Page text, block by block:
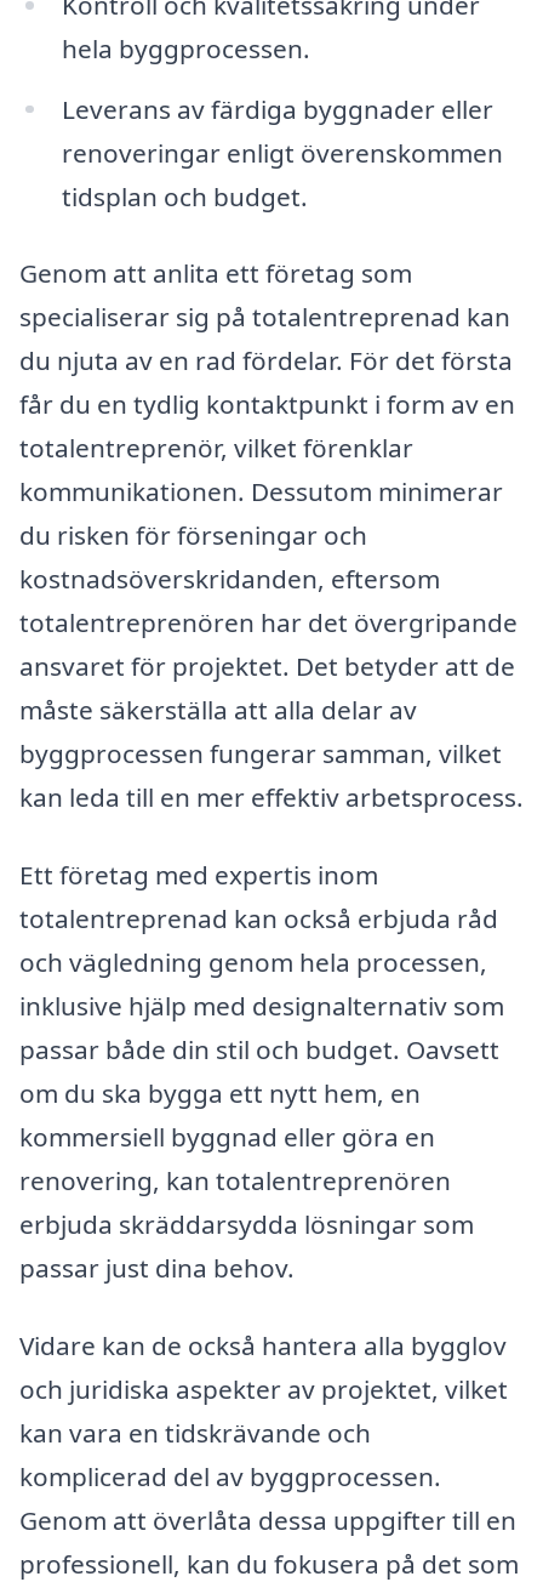
hela byggprocessen.
Leverans av färdiga byggnader eller
renoveringar enligt överenskommen
tidsplan och budget.
Genom att anlita ett företag som
specialiserar sig på totalentreprenad kan
du njuta av en rad fördelar. För det första
får du en tydlig kontaktpunkt i form av en
totalentreprenör, vilket förenklar
kommunikationen. Dessutom minimerar
du risken för förseningar och
kostnadsöverskridanden, eftersom
totalentreprenören har det övergripande
ansvaret för projektet. Det betyder att de
måste säkerställa att alla delar av
byggprocessen fungerar samman, vilket
kan leda till en mer effektiv arbetsprocess.
Ett företag med expertis inom
totalentreprenad kan också erbjuda råd
och vägledning genom hela processen,
inklusive hjälp med designalternativ som
passar både din stil och budget. Oavsett
om du ska bygga ett nytt hem, en
kommersiell byggnad eller göra en
renovering, kan totalentreprenören
erbjuda skräddarsydda lösningar som
passar just dina behov.
Vidare kan de också hantera alla bygglov
och juridiska aspekter av projektet, vilket
kan vara en tidskrävande och
komplicerad del av byggprocessen.
Genom att överlåta dessa uppgifter till en
professionell, kan du fokusera på det som